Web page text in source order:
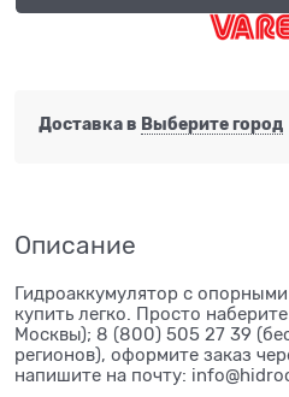
Доставка в Выберите город
Описание
Гидроаккумулятор с
купить легко. Просто
Москвы); 8 (800) 505 27 39
регионов), оформите заказ
напишите на почту: